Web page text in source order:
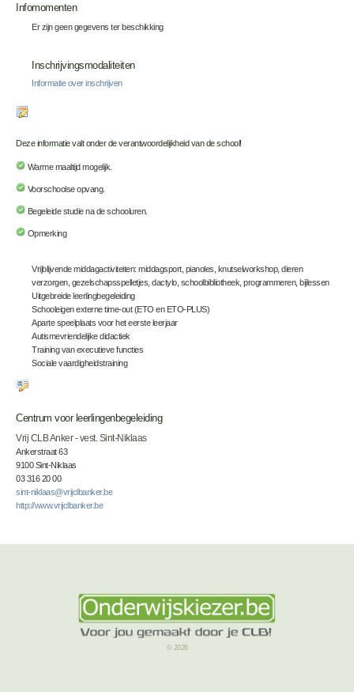
Infomomenten
Er zijn geen gegevens ter beschikking
Inschrijvingsmodaliteiten
Informatie over inschrijven
Deze informatie valt onder de verantwoordelijkheid van de school!
Warme maaltijd mogelijk.
Voorschoolse opvang.
Begeleide studie na de schooluren.
Opmerking
Vrijblijvende middagactiviteiten: middagsport, pianoles, knutselworkshop, dieren
verzorgen, gezelschapsspelletjes, dactylo, schoolbibliotheek, programmeren, bijlessen
Uitgebreide leerlingbegeleiding
Schooleigen externe time-out (ETO en ETO-PLUS)
Aparte speelplaats voor het eerste leerjaar
Autismevriendelijke didactiek
Training van executieve functies
Sociale vaardigheidstraining
Centrum voor leerlingenbegeleiding
Vrij CLB Anker - vest. Sint-Niklaas
Ankerstraat 63
9100 Sint-Niklaas
03 316 20 00
sint-niklaas@vrijclbanker.be
http://www.vrijclbanker.be
© 2026